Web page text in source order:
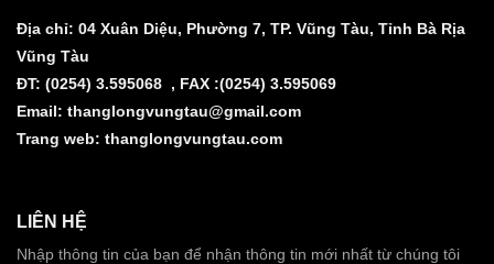
Địa chỉ: 04 Xuân Diệu, Phường 7, TP. Vũng Tàu, Tỉnh Bà Rịa
Vũng Tàu
ĐT: (0254) 3.595068 , FAX :(0254) 3.595069
Email: thanglongvungtau@gmail.com
Trang web: thanglongvungtau.com
LIÊN HỆ
Nhập thông tin của bạn để nhận thông tin mới nhất từ chúng tôi